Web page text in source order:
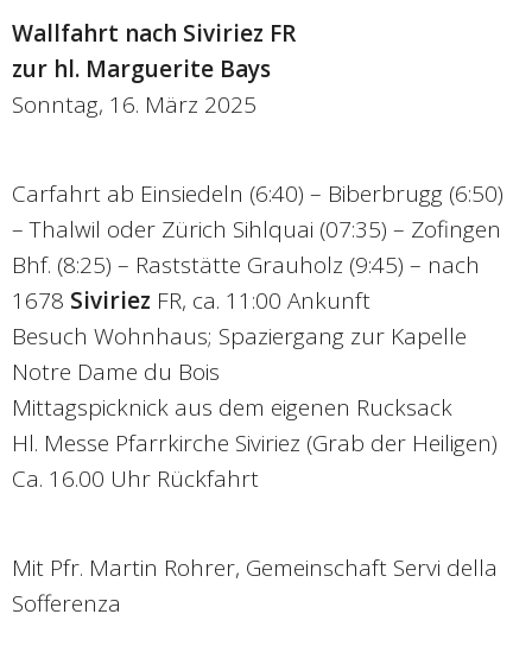
Wallfahrt nach Siviriez FR
zur hl. Marguerite Bays
Sonntag, 16. März 2025
Carfahrt ab Einsiedeln (6:40) – Biberbrugg (6:50)
– Thalwil oder Zürich Sihlquai (07:35) – Zofingen
Bhf. (8:25) – Raststätte Grauholz (9:45) – nach
1678 Siviriez FR, ca. 11:00 Ankunft
Besuch Wohnhaus; Spaziergang zur Kapelle
Notre Dame du Bois
Mittagspicknick aus dem eigenen Rucksack
Hl. Messe Pfarrkirche Siviriez (Grab der Heiligen)
Ca. 16.00 Uhr Rückfahrt
Mit Pfr. Martin Rohrer, Gemeinschaft Servi della
Sofferenza